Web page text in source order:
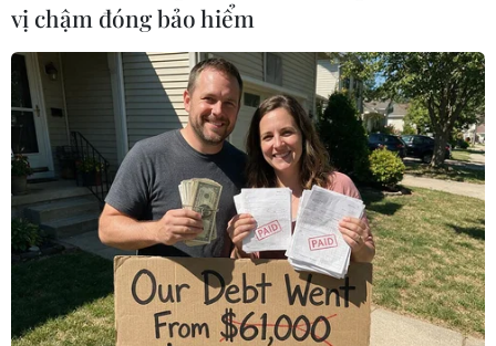
#Italy #Khủng hoảng kinh tế
#Thắt lưng buộc bụng
#Văn hóa đọc
#Sa thải nhân viên
#Cửa hàng
#Người dân
#Mondadori Italy
Theo dõi VietnamPlus
vị chậm đóng bảo hiểm